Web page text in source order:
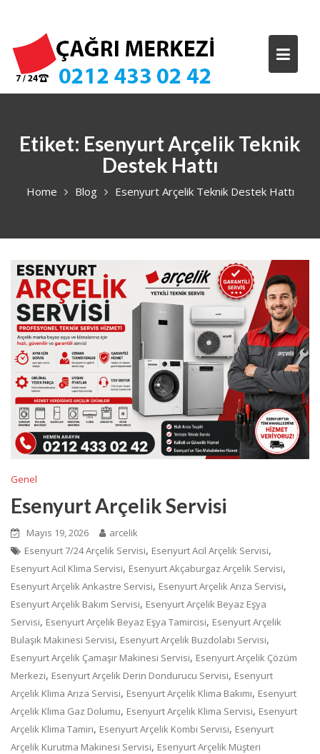
content
Etiket: Esenyurt Arçelik Teknik
Destek Hattı
Home Blog Esenyurt Arçelik Teknik Destek Hattı
Genel
Esenyurt Arçelik Servisi
Mayıs 19, 2026
arcelik
Esenyurt 7/24 Arçelik Servisi, Esenyurt Acil Arçelik Servisi,
Esenyurt Acil Klima Servisi, Esenyurt Akçaburgaz Arçelik Servisi,
Esenyurt Arçelik Ankastre Servisi, Esenyurt Arçelik Arıza Servisi,
Esenyurt Arçelik Bakım Servisi, Esenyurt Arçelik Beyaz Eşya
Servisi, Esenyurt Arçelik Beyaz Eşya Tamircisi, Esenyurt Arçelik
Bulaşık Makinesi Servisi, Esenyurt Arçelik Buzdolabı Servisi,
Esenyurt Arçelik Çamaşır Makinesi Servisi, Esenyurt Arçelik Çözüm
Merkezi, Esenyurt Arçelik Derin Dondurucu Servisi, Esenyurt
Arçelik Klima Arıza Servisi, Esenyurt Arçelik Klima Bakımı, Esenyurt
Arçelik Klima Gaz Dolumu, Esenyurt Arçelik Klima Servisi, Esenyurt
Arçelik Klima Tamiri, Esenyurt Arçelik Kombi Servisi, Esenyurt
Arçelik Kurutma Makinesi Servisi, Esenyurt Arçelik Müşteri